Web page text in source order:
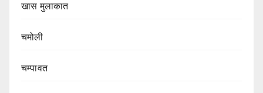
खास मुलाकात
चमोली
चम्पावत